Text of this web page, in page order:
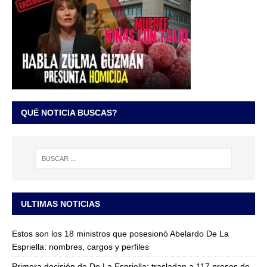
QUÉ NOTICIA BUSCAS?
ULTIMAS NOTICIAS
Estos son los 18 ministros que posesionó Abelardo De La
Espriella: nombres, cargos y perfiles